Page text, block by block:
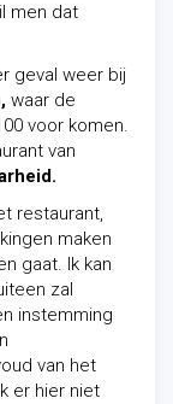
men dat
geval weer bij
waar de
voor komen.
van
restaurant,
maken
gaat. Ik kan
zal
instemming
van het
er hier niet